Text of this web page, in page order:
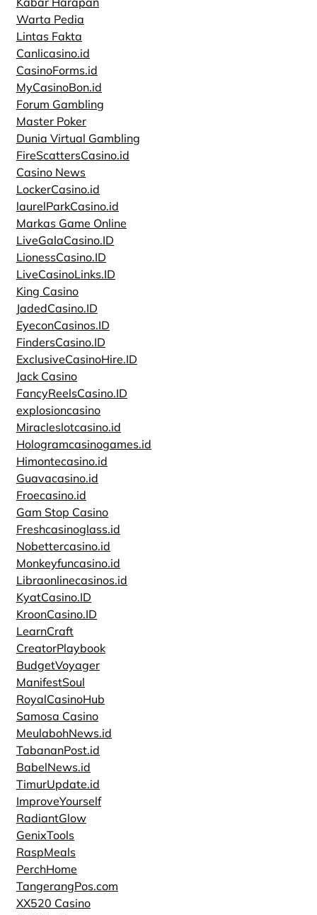
Warta Pedia
Lintas Fakta
Canlicasino.id
CasinoForms.id
MyCasinoBon.id
Forum Gambling
Master Poker
Dunia Virtual Gambling
FireScattersCasino.id
Casino News
LockerCasino.id
laurelParkCasino.id
Markas Game Online
LiveGalaCasino.ID
LionessCasino.ID
LiveCasinoLinks.ID
King Casino
JadedCasino.ID
EyeconCasinos.ID
FindersCasino.ID
ExclusiveCasinoHire.ID
Jack Casino
FancyReelsCasino.ID
explosioncasino
Miracleslotcasino.id
Hologramcasinogames.id
Himontecasino.id
Guavacasino.id
Froecasino.id
Gam Stop Casino
Freshcasinoglass.id
Nobettercasino.id
Monkeyfuncasino.id
Libraonlinecasinos.id
KyatCasino.ID
KroonCasino.ID
LearnCraft
CreatorPlaybook
BudgetVoyager
ManifestSoul
RoyalCasinoHub
Samosa Casino
MeulabohNews.id
TabananPost.id
BabelNews.id
TimurUpdate.id
ImproveYourself
RadiantGlow
GenixTools
RaspMeals
PerchHome
TangerangPos.com
XX520 Casino